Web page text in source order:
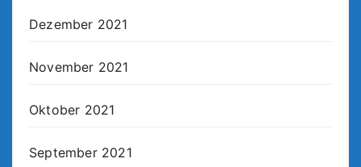
Dezember 2021
November 2021
Oktober 2021
September 2021